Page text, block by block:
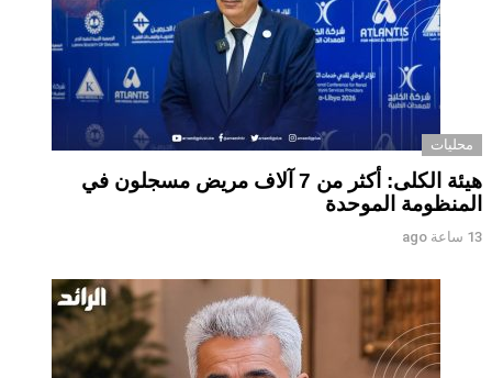
محليات
هيئة الكلى: أكثر من 7 آلاف مريض مسجلون في
المنظومة الموحدة
13 ساعة ago